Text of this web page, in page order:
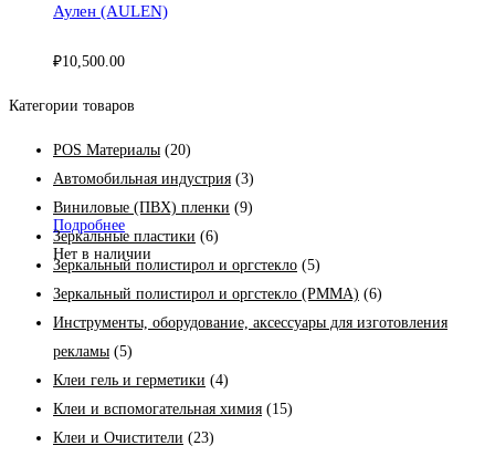
Подробнее
Нет в наличии
Аулен (AULEN)
₽10,500.00
Категории товаров
POS Материалы (20)
Автомобильная индустрия (3)
Виниловые (ПВХ) пленки (9)
Зеркальные пластики (6)
Зеркальный полистирол и оргстекло (5)
Зеркальный полистирол и оргстекло (PMMA) (6)
Инструменты, оборудование, аксессуары для изготовления
рекламы (5)
Клеи гель и герметики (4)
Клеи и вспомогательная химия (15)
Клеи и Очистители (23)